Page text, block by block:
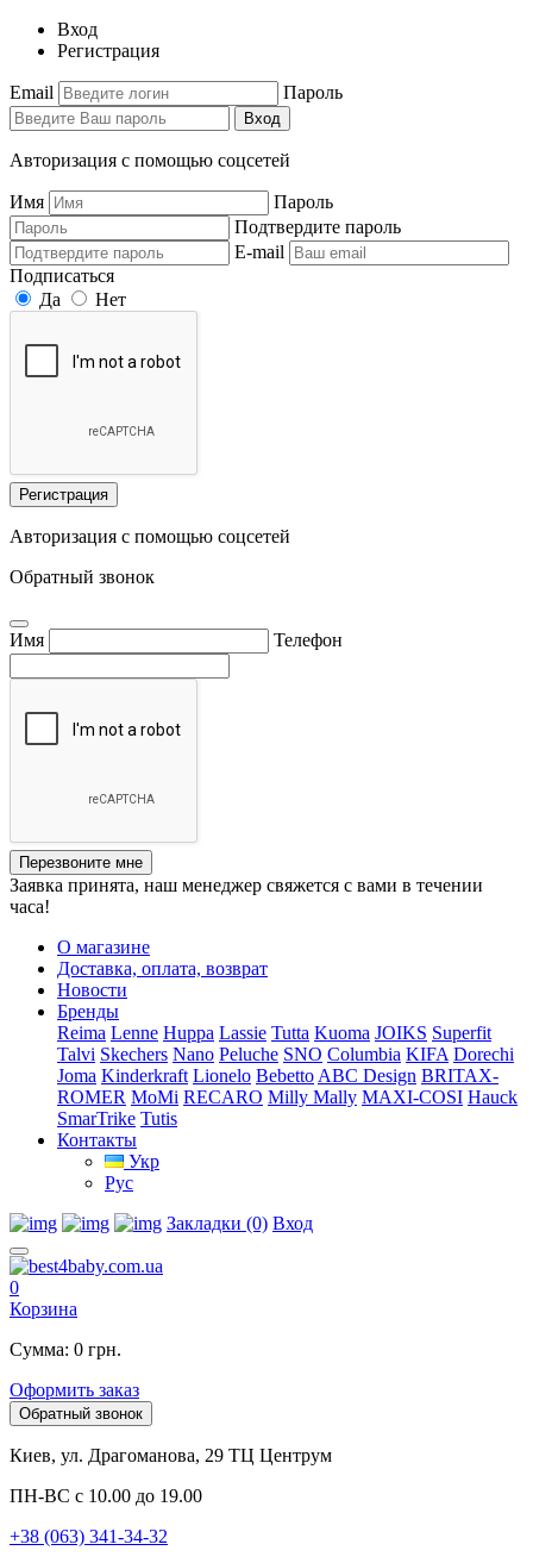
Вход
Регистрация
Email Пароль
Вход
Авторизация с помощью соцсетей
Имя
Пароль
Подтвердите пароль
E-mail
Подписаться
Да
Нет
Регистрация
Авторизация с помощью соцсетей
Обратный звонок
Имя Телефон
Перезвоните мне
Заявка принята, наш менеджер свяжется с вами в течении
часа!
О магазине
Доставка, оплата, возврат
Новости
Бренды
Reima Lenne Huppa Lassie Tutta Kuoma JOIKS Superfit
Talvi Skechers Nano Peluche SNO Columbia KIFA Dorechi
Joma Kinderkraft Lionelo Bebetto ABC Design BRITAX-
ROMER MoMi RECARO Milly Mally MAXI-COSI Hauck
SmarTrike Tutis
Контакты
Укр
Рус
Закладки (0) Вход
0
Корзина
Сумма: 0 грн.
Оформить заказ
Обратный звонок
Киев, ул. Драгоманова, 29 ТЦ Центрум
ПН-ВС с 10.00 до 19.00
+38 (063) 341-34-32